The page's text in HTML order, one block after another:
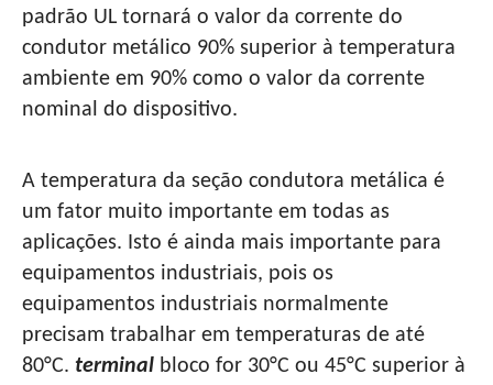
padrão UL tornará o valor da corrente do
condutor metálico 90% superior à temperatura
ambiente em 90% como o valor da corrente
nominal do dispositivo.
A temperatura da seção condutora metálica é
um fator muito importante em todas as
aplicações. Isto é ainda mais importante para
equipamentos industriais, pois os
equipamentos industriais normalmente
precisam trabalhar em temperaturas de até
80°C. terminal bloco for 30°C ou 45°C superior à